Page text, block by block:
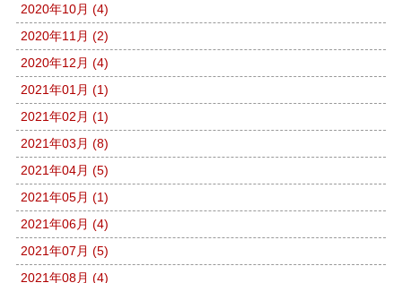
2020年10月 (4)
2020年11月 (2)
2020年12月 (4)
2021年01月 (1)
2021年02月 (1)
2021年03月 (8)
2021年04月 (5)
2021年05月 (1)
2021年06月 (4)
2021年07月 (5)
2021年08月 (4)